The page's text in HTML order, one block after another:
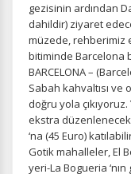
gezisinin ardından
dahildir) ziyaret
müzede, rehberimiz
bitiminde Barcelona
BARCELONA –
Sabah kahvaltısı ve
doğru yola
ekstra
‘na (45 Euro)
Gotik mahalleler, El
yeri-La Bogueria